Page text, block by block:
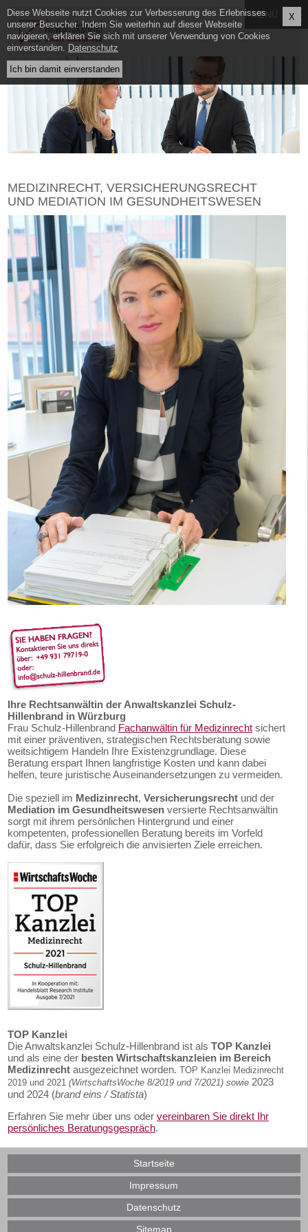
MEDIZINRECHT, VERSICHERUNGSRECHT
UND MEDIATION IM GESUNDHEITSWESEN
Ihre Rechtsanwältin der Anwaltskanzlei Schulz-
Hillenbrand in Würzburg
Frau Schulz-Hillenbrand Fachanwältin für Medizinrecht sichert
mit einer präventiven, strategischen Rechtsberatung sowie
weitsichtigem Handeln Ihre Existenzgrundlage. Diese
Beratung erspart Ihnen langfristige Kosten und kann dabei
helfen, teure juristische Auseinandersetzungen zu vermeiden.
Die speziell im Medizinrecht, Versicherungsrecht und der
Mediation im Gesundheitswesen versierte Rechtsanwältin
sorgt mit ihrem persönlichen Hintergrund und einer
kompetenten, professionellen Beratung bereits im Vorfeld
dafür, dass Sie erfolgreich die anvisierten Ziele erreichen.
TOP Kanzlei
Die Anwaltskanzlei Schulz-Hillenbrand ist als TOP Kanzlei
und als eine der besten Wirtschaftskanzleien im Bereich
Medizinrecht ausgezeichnet worden. TOP Kanzlei Medizinrecht
2019 und 2021 (WirtschaftsWoche 8/2019 und 7/2021) sowie 2023
und 2024 (brand eins / Statista)
Erfahren Sie mehr über uns oder vereinbaren Sie direkt Ihr
persönliches Beratungsgespräch.
Startseite
Impressum
Datenschutz
Sitemap
X
Diese Webseite nutzt Cookies zur Verbesserung des Erlebnisses
unserer Besucher. Indem Sie weiterhin auf dieser Webseite
navigieren, erklären Sie sich mit unserer Verwendung von Cookies
einverstanden. Datenschutz